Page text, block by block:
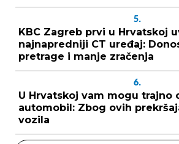
5.
KBC Zagreb prvi u Hrvatskoj
najnapredniji CT uređaj:
pretrage i manje zračenja
6.
U Hrvatskoj vam mogu trajno
automobil: Zbog ovih
vozila